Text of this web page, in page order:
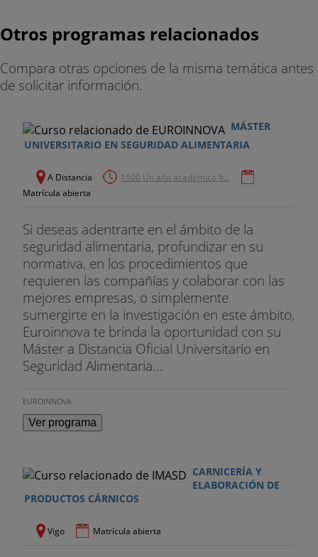
7.2.Alimentos funcionales
8.PARTE PRÁCTICA EN IUCT
1- Prácticas de Microbiología General (20 h)
2- Análisis Microbiológico de Alimentos y Aguas (40
3- Análisis de alérgenos (16 h)
4- Análisis bromatológico: Ficha Nutricional (20 h)
5- Aplicaciones de análisis fisicoquímico y técnicas
instrumentales en análisis de alimentos: HPLC, CG,
AA, UV-vis. (20 h)
PRÁCTICAS EN EMPRESA O PROYECTO (400 h)
De las opciones se seleccionará una dependiendo
de la disponibilidad del centro de trabajo que acoja
Otros programas relacionados
Compara otras opciones de la misma temática antes
de solicitar información.
MÁSTER
UNIVERSITARIO EN SEGURIDAD ALIMENTARIA
A Distancia
1500 Un año académico 6...
Matrícula abierta
Si deseas adentrarte en el ámbito de la
seguridad alimentaria, profundizar en su
normativa, en los procedimientos que
requieren las compañías y colaborar con las
mejores empresas, o simplemente
sumergirte en la investigación en este ámbito,
Euroinnova te brinda la oportunidad con su
Máster a Distancia Oficial Universitario en
Seguridad Alimentaria...
EUROINNOVA
Ver programa
CARNICERÍA Y
ELABORACIÓN DE
PRODUCTOS CÁRNICOS
Vigo Matrícula abierta